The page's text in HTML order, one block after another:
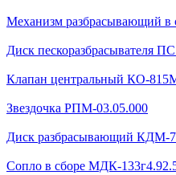
Механизм разбрасывающий в
Диск пескоразбрасывателя
Клапан центральный КО-
Звездочка РПМ-03.05.000
Диск разбрасывающий КДМ-
Сопло в сборе МДК-